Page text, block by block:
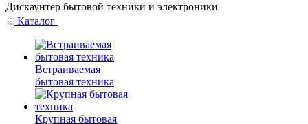
Дискаунтер бытовой техники и электроники
Каталог
Встраиваемая
бытовая техника
Крупная бытовая